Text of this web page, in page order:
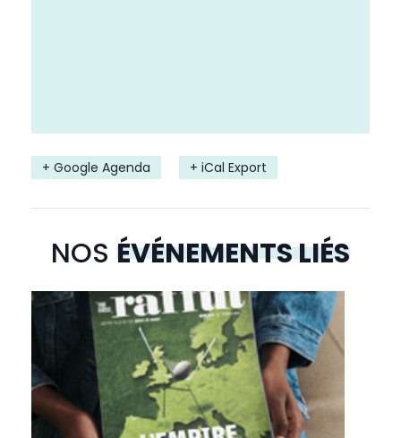
+ Google Agenda + iCal Export
NOS ÉVÉNEMENTS LIÉS